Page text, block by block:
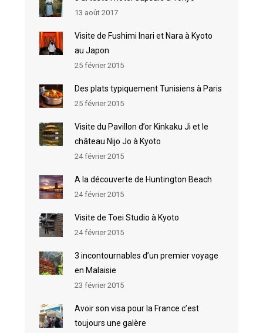
13 août 2017
Visite de Fushimi Inari et Nara à Kyoto
au Japon
25 février 2015
Des plats typiquement Tunisiens à Paris
25 février 2015
Visite du Pavillon d’or Kinkaku Ji et le
château Nijo Jo à Kyoto
24 février 2015
A la découverte de Huntington Beach
24 février 2015
Visite de Toei Studio à Kyoto
24 février 2015
3 incontournables d’un premier voyage
en Malaisie
23 février 2015
Avoir son visa pour la France c’est
toujours une galère